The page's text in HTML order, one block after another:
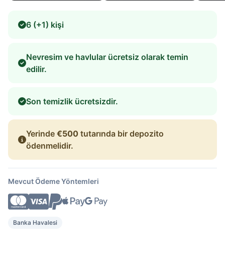
6 (+1) kişi
Nevresim ve havlular ücretsiz olarak temin
edilir.
Son temizlik ücretsizdir.
Yerinde €500 tutarında bir depozito
ödenmelidir.
Mevcut Ödeme Yöntemleri
Banka Havalesi